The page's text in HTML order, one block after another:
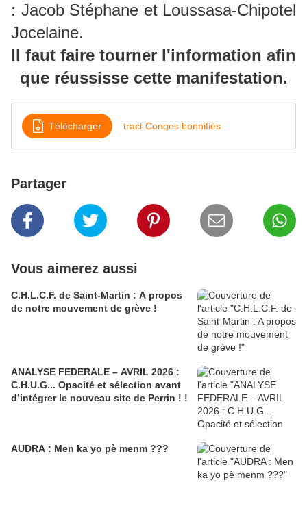
: Jacob Stéphane et Loussasa-Chipotel
Jocelaine.
Il faut faire tourner l'information afin
que réussisse cette manifestation.
Télécharger tract Conges bonnifiés
Partager
Vous aimerez aussi
C.H.L.C.F. de Saint-Martin : A propos
de notre mouvement de grève !
ANALYSE FEDERALE – AVRIL 2026 :
C.H.U.G... Opacité et sélection avant
d’intégrer le nouveau site de Perrin ! !
AUDRA : Men ka yo pè menm ???